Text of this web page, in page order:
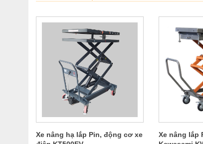
Xe nâng hạ lắp Pin, động cơ xe
Xe nâng lắp